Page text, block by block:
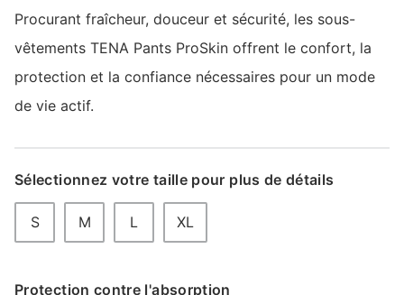
Procurant fraîcheur, douceur et sécurité, les sous-
vêtements TENA Pants ProSkin offrent le confort, la
protection et la confiance nécessaires pour un mode
de vie actif.
Sélectionnez votre taille pour plus de détails
S M L XL
Protection contre l'absorption